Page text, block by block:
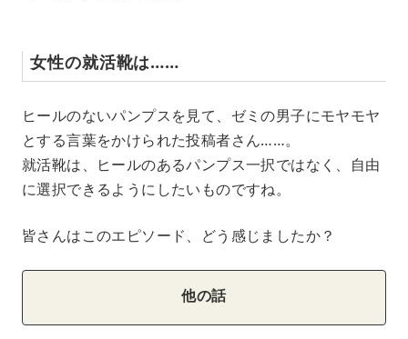
女性の就活靴は……
ヒールのないパンプスを見て、ゼミの男子にモヤモヤ
とする言葉をかけられた投稿者さん……。
就活靴は、ヒールのあるパンプス一択ではなく、自由
に選択できるようにしたいものですね。
皆さんはこのエピソード、どう感じましたか？
他の話